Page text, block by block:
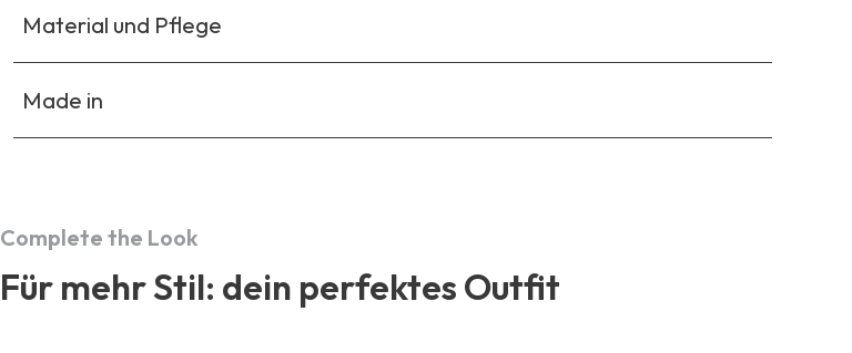
Material und Pflege
Made in
Complete the Look
Für mehr Stil: dein perfektes Outfit